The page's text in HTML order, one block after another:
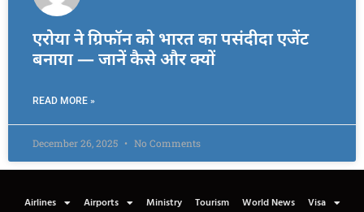
एरोया ने ग्रिफॉन को भारत का पसंदीदा एजेंट
बनाया — जानें कैसे और क्यों
READ MORE »
December 26, 2025 No Comments
Airlines Airports Ministry Tourism World News
Visa